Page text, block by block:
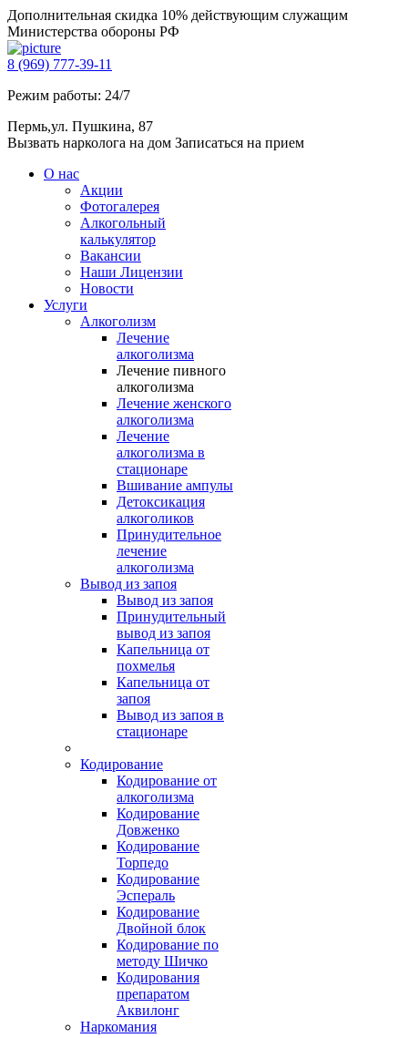
Дополнительная скидка 10% действующим служащим
Министерства обороны РФ
8 (969) 777-39-11
Режим работы: 24/7
Пермь,ул. Пушкина, 87
Вызвать нарколога на дом Записаться на прием
О нас
Акции
Фотогалерея
Алкогольный
калькулятор
Вакансии
Наши Лицензии
Новости
Услуги
Алкоголизм
Лечение
алкоголизма
Лечение пивного
алкоголизма
Лечение женского
алкоголизма
Лечение
алкоголизма в
стационаре
Вшивание ампулы
Детоксикация
алкоголиков
Принудительное
лечение
алкоголизма
Вывод из запоя
Вывод из запоя
Принудительный
вывод из запоя
Капельница от
похмелья
Капельница от
запоя
Вывод из запоя в
стационаре
Кодирование
Кодирование от
алкоголизма
Кодирование
Довженко
Кодирование
Торпедо
Кодирование
Эспераль
Кодирование
Двойной блок
Кодирование по
методу Шичко
Кодирования
препаратом
Аквилонг
Наркомания